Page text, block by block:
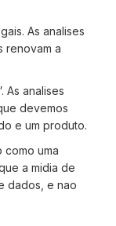
As analises
renovam a
As analises
devemos
e um produto.
como uma
a midia de
dados, e nao